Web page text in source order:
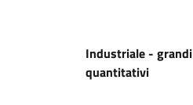
Industriale - grandi
quantitativi